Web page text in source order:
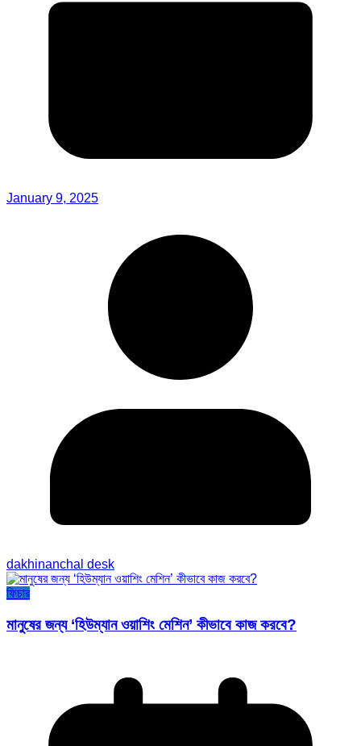
January 9, 2025
dakhinanchal desk
ফিচার
মানুষের জন্য ‘হিউম্যান ওয়াশিং মেশিন’ কীভাবে কাজ করবে?